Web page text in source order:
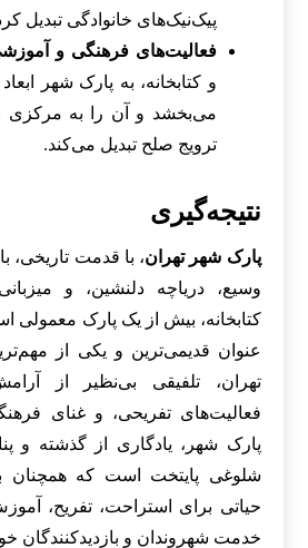
پیک‌نیک‌های خانوادگی تبدیل
فعالیت‌های فرهنگی و
و کتابخانه، به پارک شهر
می‌بخشد و آن را به مرکزی
ترویج صلح تبدیل می‌کند.
نتیجه‌گیری
پارک شهر تهران، با قدمت تاریخی،
وسیع، دریاچه دلنشین، و
کتابخانه، بیش از یک پارک معمولی
عنوان قدیمی‌ترین و یکی از
تهران، تلفیقی بی‌نظیر از
فعالیت‌های تفریحی، و غنای
پارک شهر، یادگاری از گذشته و
شلوغی پایتخت است که همچنان
حیاتی برای استراحت، تفریح،
خدمت شهروندان و بازدیدکنندگان